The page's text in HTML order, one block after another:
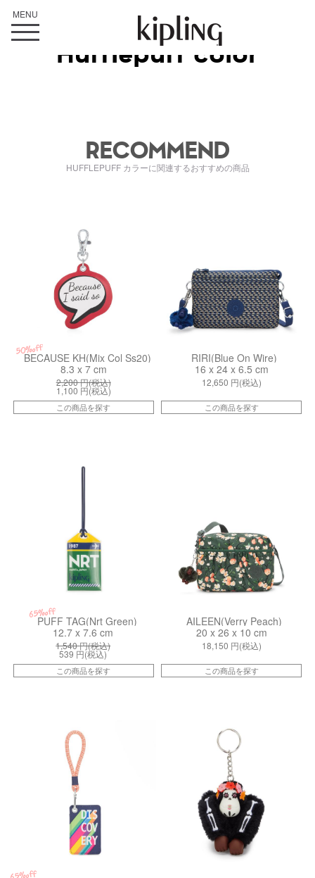
Hufflepuff color
RECOMMEND
HUFFLEPUFF カラーに関連するおすすめの商品
50%off
BECAUSE KH(Mix Col Ss20)
8.3 x 7 cm
2,200円(税込)
1,100 円(税込)
この商品を探す
RIRI(Blue On Wire)
16 x 24 x 6.5 cm
12,650 円(税込)
この商品を探す
65%off
PUFF TAG(Nrt Green)
12.7 x 7.6 cm
1,540円(税込)
539 円(税込)
この商品を探す
AILEEN(Verry Peach)
20 x 26 x 10 cm
18,150 円(税込)
この商品を探す